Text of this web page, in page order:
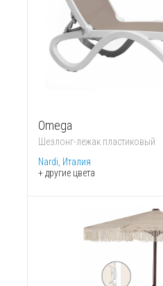
Omega
Шезлонг-лежак пластиковый
Nardi, Италия
+ другие цвета